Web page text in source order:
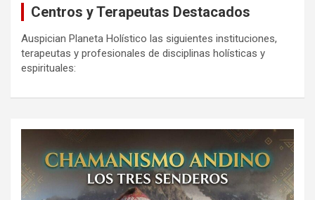
Centros y Terapeutas Destacados
Auspician Planeta Holístico las siguientes instituciones,
terapeutas y profesionales de disciplinas holísticas y
espirituales: